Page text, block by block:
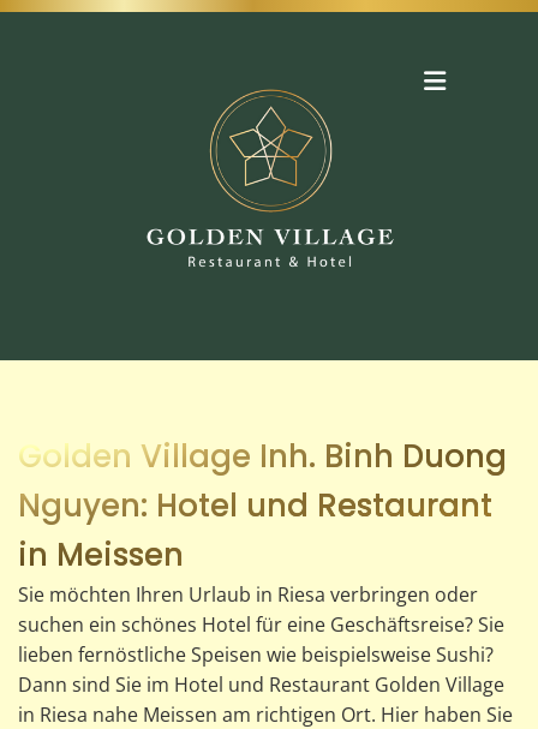
Zum Inhalt springen
Golden Village Inh. Binh Duong
Nguyen: Hotel und Restaurant
in Meissen
Sie möchten Ihren Urlaub in Riesa verbringen oder
suchen ein schönes Hotel für eine Geschäftsreise? Sie
lieben fernöstliche Speisen wie beispielsweise Sushi?
Dann sind Sie im Hotel und Restaurant Golden Village
in Riesa nahe Meissen am richtigen Ort. Hier haben Sie